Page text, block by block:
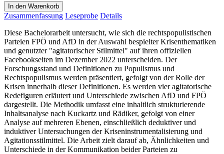
In den Warenkorb
Zusammenfassung Leseprobe Details
Diese Bachelorarbeit untersucht, wie sich die rechtspopulistischen
Parteien FPÖ und AfD in der Auswahl bespielter Krisenthematiken
und genutzter "agitatorischer Stilmittel" auf ihren offiziellen
Facebookseiten im Dezember 2022 unterscheiden. Der
Forschungsstand und Definitionen zu Populismus und
Rechtspopulismus werden präsentiert, gefolgt von der Rolle der
Krisen innerhalb dieser Definitionen. Es werden vier agitatorische
Redefiguren erläutert und Unterschiede zwischen AfD und FPÖ
dargestellt. Die Methodik umfasst eine inhaltlich strukturierende
Inhaltsanalyse nach Kuckartz und Rädiker, gefolgt von einer
Analyse auf mehreren Ebenen, einschließlich deduktiver und
induktiver Untersuchungen der Kriseninstrumentalisierung und
Agitationsstilmittel. Die Arbeit zielt darauf ab, Ähnlichkeiten und
Unterschiede in der Kommunikation beider Parteien zu